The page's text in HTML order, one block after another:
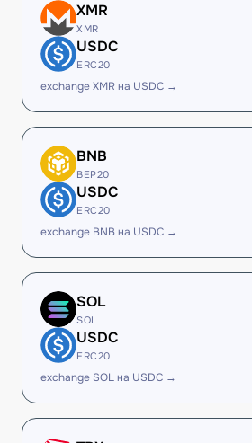
XMR
XMR
USDC
ERC20
exchange XMR на USDC →
BNB
BEP20
USDC
ERC20
exchange BNB на USDC →
SOL
SOL
USDC
ERC20
exchange SOL на USDC →